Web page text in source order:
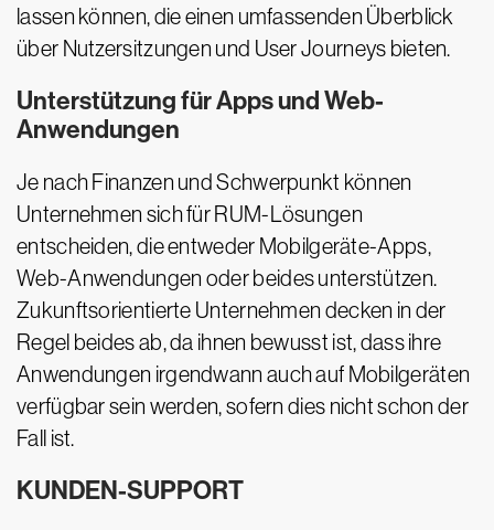
lassen können, die einen umfassenden Überblick
über Nutzersitzungen und User Journeys bieten.
Unterstützung für Apps und Web-
Anwendungen
Je nach Finanzen und Schwerpunkt können
Unternehmen sich für RUM-Lösungen
entscheiden, die entweder Mobilgeräte-Apps,
Web-Anwendungen oder beides unterstützen.
Zukunftsorientierte Unternehmen decken in der
Regel beides ab, da ihnen bewusst ist, dass ihre
Anwendungen irgendwann auch auf Mobilgeräten
verfügbar sein werden, sofern dies nicht schon der
Fall ist.
KUNDEN-SUPPORT